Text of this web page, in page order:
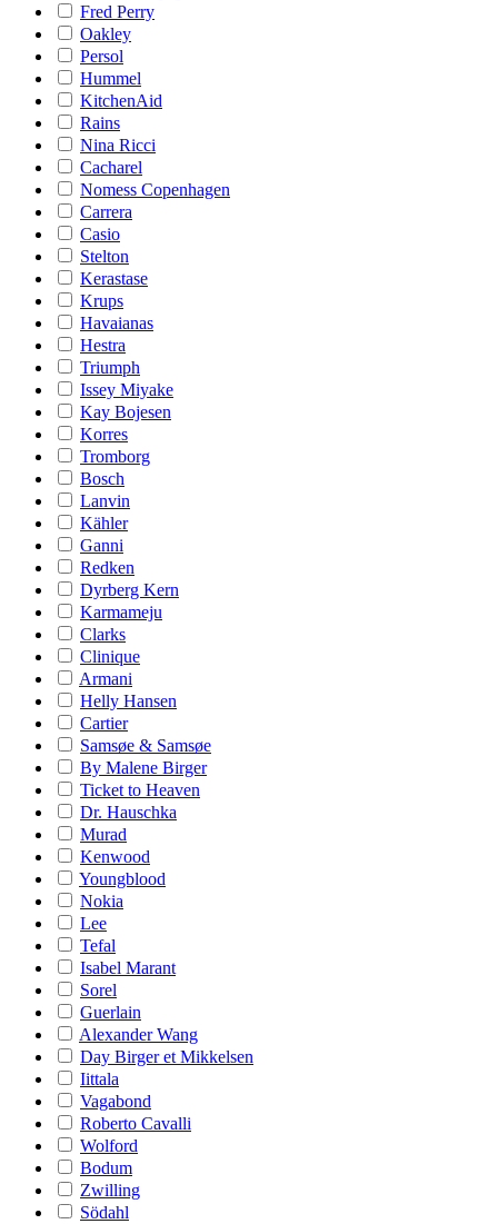
Fred Perry
Oakley
Persol
Hummel
KitchenAid
Rains
Nina Ricci
Cacharel
Nomess Copenhagen
Carrera
Casio
Stelton
Kerastase
Krups
Havaianas
Hestra
Triumph
Issey Miyake
Kay Bojesen
Korres
Tromborg
Bosch
Lanvin
Kähler
Ganni
Redken
Dyrberg Kern
Karmameju
Clarks
Clinique
Armani
Helly Hansen
Cartier
Samsøe & Samsøe
By Malene Birger
Ticket to Heaven
Dr. Hauschka
Murad
Kenwood
Youngblood
Nokia
Lee
Tefal
Isabel Marant
Sorel
Guerlain
Alexander Wang
Day Birger et Mikkelsen
Iittala
Vagabond
Roberto Cavalli
Wolford
Bodum
Zwilling
Södahl